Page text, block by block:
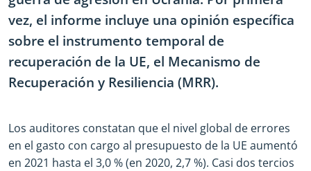
vez, el informe incluye una opinión específica
sobre el instrumento temporal de
recuperación de la UE, el Mecanismo de
Recuperación y Resiliencia (MRR).
Los auditores constatan que el nivel global de errores
en el gasto con cargo al presupuesto de la UE aumentó
en 2021 hasta el 3,0 % (en 2020, 2,7 %). Casi dos tercios